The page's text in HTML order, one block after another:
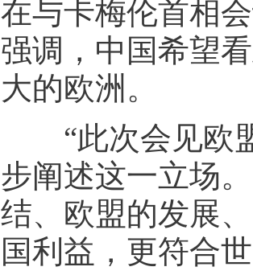
在与卡梅伦首相
强调，中国希望
大的欧洲。
“此次会见欧
步阐述这一立场
结、欧盟的发展
国利益，更符合